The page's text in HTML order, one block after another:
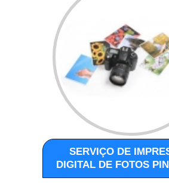
SERVIÇO DE
DIGITAL DE FOTOS